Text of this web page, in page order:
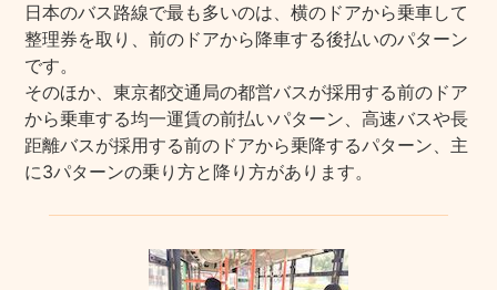
日本のバス路線で最も多いのは、横のドアから乗車して
整理券を取り、前のドアから降車する後払いのパターン
です。
そのほか、東京都交通局の都営バスが採用する前のドア
から乗車する均一運賃の前払いパターン、高速バスや長
距離バスが採用する前のドアから乗降するパターン、主
に3パターンの乗り方と降り方があります。